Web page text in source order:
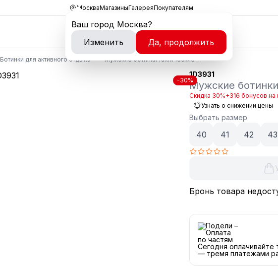
Москва
Ваш город Москва?
Изменить
Да, продолжить
МагазиныГалереяПокупателям
Ботинки для активного отдыха Мужские ботинки тактические 1D3931
-30%
1D3931
Мужские
Скидка 30%+316 бонусов на
Узнать о снижении цены
Выбрать размер
40 41 42 43
Бронь товара
Сегодня оплачивайте
— тремя платежами